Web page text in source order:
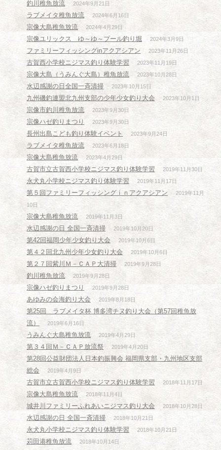
釣川稚魚放流 2024年9月21日
ラブメイタ稚魚放流 2024年6月16日
宗像大島稚魚放流 2024年4月29日
宗像ユリックス ゆ～ゆ～プール釣り堀 2024年3月9日
ファミリーフィッシングinアクアシアン 2023年11月26日
古賀西小学校ニジマス釣り体験学習 2023年11月19日
宗像大島（うみんぐ大島）稚魚放流 2023年10月28日
水辺感謝の日全国一斉清掃 2023年10月15日
九州磯釣連盟北九州支部の少年少女釣り大会 2023年10月1日
宗像市釣川稚魚放流 2023年9月30日
宗像ハゼ釣りまつり 2023年9月30日
長州出島こども釣り体験イベント 2023年9月24日
ラブメイタ稚魚放流 2023年6月18日
宗像大島稚魚放流 2023年4月29日
古賀市立古賀西小学校ニジマス釣り体験学習 2019年11月30日
永犬丸小学校ニジマス釣り体験学習 2019年11月17日
第５回ファミリーフィッシングｉｎアクアシアン
2019年11月
10日
宗像大島稚魚放流 2019年11月3日
水辺感謝の日 全国一斉清掃 2019年10月20日
第42回福岡少年少女釣り大会 2019年10月6日
第４２回北九州少年少女釣り大会 2019年10月6日
第２７回紫川Ｍ－ＣＡＰ大清掃 2019年9月28日
釣川稚魚放流 2019年9月28日
宗像ハゼ釣りまつり 2019年9月28日
あゆみの会海釣り大会 2019年8月18日
第25回 ラブメイタ杯 博多湾チヌ釣り大会（第57回稚魚放
流）
2019年6月16日
うみんぐ大島稚魚放流 2019年4月29日
第３４回Ｍ－ＣＡＰ放流祭 2019年4月20日
第28回公益財団法人日本釣振興会 福岡県支部・九州地区支部
総会
2019年4月9日
古賀市立古賀西小学校ニジマス釣り体験学習 2018年11月17日
宗像大島稚魚放流 2018年11月4日
城井川ファミリーふれあいニジマス釣り大会 2018年10月28日
水辺感謝の日 全国一斉清掃 2018年10月21日
永犬丸小学校ニジマス釣り体験学習 2018年10月21日
苅田港稚魚放流 2018年10月14日